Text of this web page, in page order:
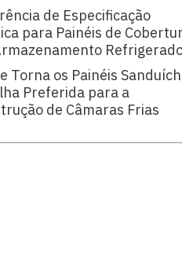
de Especificação
para Painéis de
Torna os Painéis
Preferida para a
de Câmaras Frias